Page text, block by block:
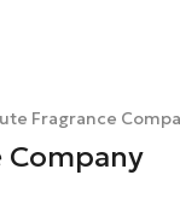
Fragrance
Company